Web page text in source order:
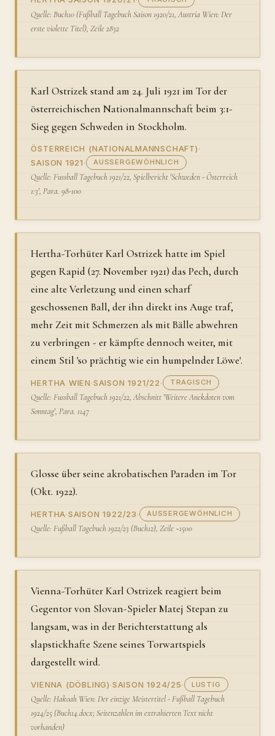
Quelle: Buch10 (Fußball Tagebuch Saison 1920/21, Austria Wien: Der
erste violette Titel), Zeile 2832
Karl Ostrizek stand am 24. Juli 1921 im Tor der
österreichischen Nationalmannschaft beim 3:1-
Sieg gegen Schweden in Stockholm.
ÖSTERREICH (NATIONALMANNSCHAFT)·
SAISON 1921· AUSSERGEWÖHNLICH
Quelle: Fussball Tagebuch 1921/22, Spielbericht 'Schweden - Österreich
1:3', Para. 98-100
Hertha-Torhüter Karl Ostrizek hatte im Spiel
gegen Rapid (27. November 1921) das Pech, durch
eine alte Verletzung und einen scharf
geschossenen Ball, der ihn direkt ins Auge traf,
mehr Zeit mit Schmerzen als mit Bälle abwehren
zu verbringen - er kämpfte dennoch weiter, mit
einem Stil 'so prächtig wie ein humpelnder Löwe'.
HERTHA WIEN·SAISON 1921/22· TRAGISCH
Quelle: Fussball Tagebuch 1921/22, Abschnitt 'Weitere Anekdoten vom
Sonntag', Para. 1147
Glosse über seine akrobatischen Paraden im Tor
(Okt. 1922).
HERTHA·SAISON 1922/23· AUSSERGEWÖHNLICH
Quelle: Fußball Tagebuch 1922/23 (Buch12), Zeile ~1500
Vienna-Torhüter Karl Ostrizek reagiert beim
Gegentor von Slovan-Spieler Matej Stepan zu
langsam, was in der Berichterstattung als
slapstickhafte Szene seines Torwartspiels
dargestellt wird.
VIENNA (DÖBLING)·SAISON 1924/25· LUSTIG
Quelle: Hakoah Wien: Der einzige Meistertitel - Fußball Tagebuch
1924/25 (Buch14.docx; Seitenzahlen im extrahierten Text nicht
vorhanden)